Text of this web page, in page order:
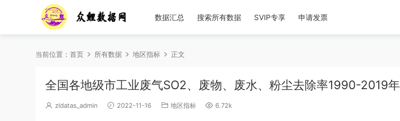
数据汇总 搜索所有数据 SVIP专享 申请发票
当前位置： 首页 所有数据 地区指标 正文
全国各地级市工业废气SO2、废物、废水、粉尘去除率1990-2019年
zldatas_admin 2022-11-16 地区指标 6.72k